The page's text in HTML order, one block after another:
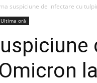
suspiciune de infectare cu
Ultima oră